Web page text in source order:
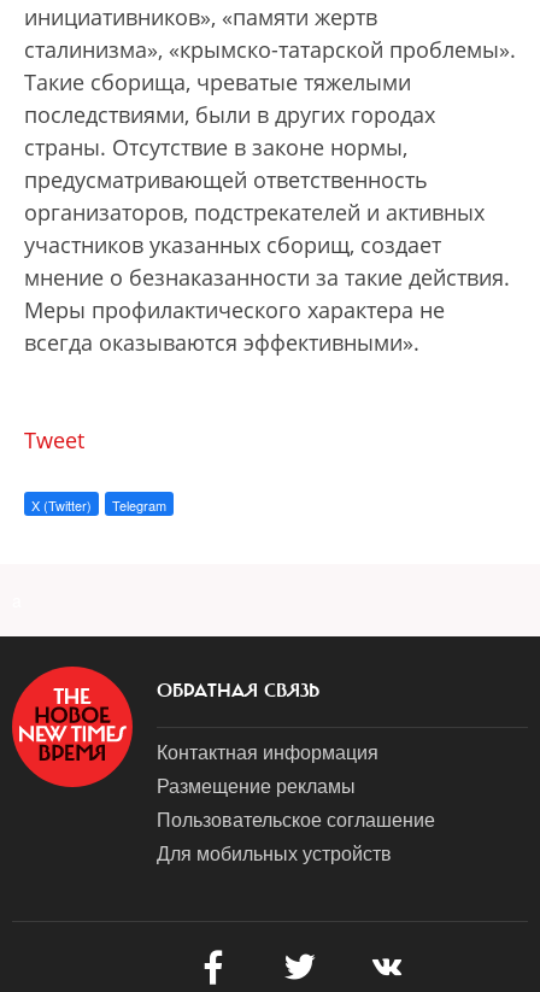
инициативников», «памяти жертв
сталинизма», «крымско-татарской проблемы».
Такие сборища, чреватые тяжелыми
последствиями, были в других городах
страны. Отсутствие в законе нормы,
предусматривающей ответственность
организаторов, подстрекателей и активных
участников указанных сборищ, создает
мнение о безнаказанности за такие действия.
Меры профилактического характера не
всегда оказываются эффективными».
Tweet
X (Twitter) Telegram
ОБРАТНАЯ СВЯЗЬ
Контактная информация
Размещение рекламы
Пользовательское соглашение
Для мобильных устройств